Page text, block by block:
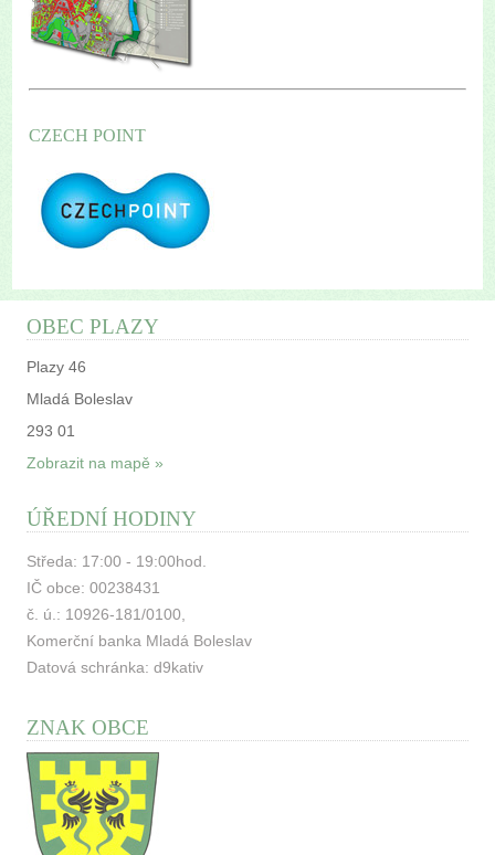
CZECH POINT
OBEC PLAZY
Plazy 46
Mladá Boleslav
293 01
Zobrazit na mapě »
ÚŘEDNÍ HODINY
Středa: 17:00 - 19:00hod.
IČ obce: 00238431
č. ú.: 10926-181/0100,
Komerční banka Mladá Boleslav
Datová schránka: d9kativ
ZNAK OBCE